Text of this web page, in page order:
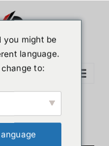
mixed-
Apple
you might be
language.
to: